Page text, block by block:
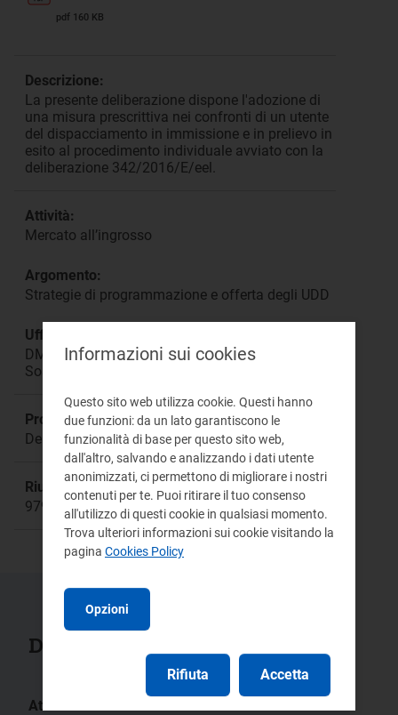
pdf 160 KB
Descrizione:
La presente deliberazione dispone l'adozione di
una misura prescrittiva nei confronti di un utente
del dispacciamento in immissione e in prelievo in
esito al procedimento individuale avviato con la
deliberazione 342/2016/E/eel.
Attività:
Mercato all’ingrosso
Argomento:
Strategie di programmazione e offerta degli UDD
Ufficio responsabile:
DMEA Direzione Mercati Energia all'Ingrosso e
Sostenibilità Ambientale
Procedimento:
Delibera 342/2016/E/eel
Riunione:
979
Documenti collegati
Atti:
Informazioni sui cookies
Questo sito web utilizza cookie. Questi hanno
due funzioni: da un lato garantiscono le
funzionalità di base per questo sito web,
dall'altro, salvando e analizzando i dati utente
anonimizzati, ci permettono di migliorare i nostri
contenuti per te. Puoi ritirare il tuo consenso
all'utilizzo di questi cookie in qualsiasi momento.
Trova ulteriori informazioni sui cookie visitando la
pagina Cookies Policy
Opzioni
Rifiuta Accetta